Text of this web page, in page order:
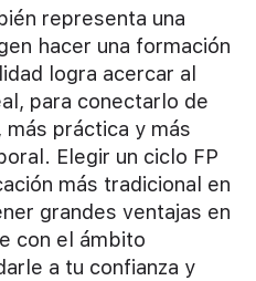
representa una
hacer una formación
logra acercar al
para conectarlo de
más práctica y más
Elegir un ciclo FP
más tradicional en
grandes ventajas en
con el ámbito
a tu confianza y